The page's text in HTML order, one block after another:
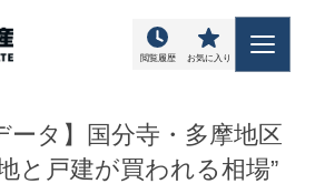
閲覧履歴 お気に入り
ータ】国分寺・多摩地区
と戸建が買われる相場”